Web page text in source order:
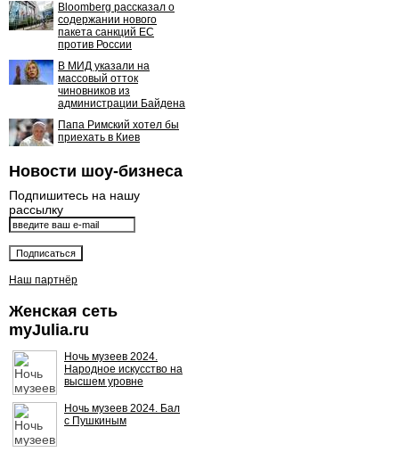
Bloomberg рассказал о
содержании нового
пакета санкций ЕС
против России
В МИД указали на
массовый отток
чиновников из
администрации Байдена
Папа Римский хотел бы
приехать в Киев
Новости шоу-бизнеса
Подпишитесь на нашу
рассылку
Наш партнёр
Женская сеть
myJulia.ru
Ночь музеев 2024.
Народное искусство на
высшем уровне
Ночь музеев 2024. Бал
с Пушкиным